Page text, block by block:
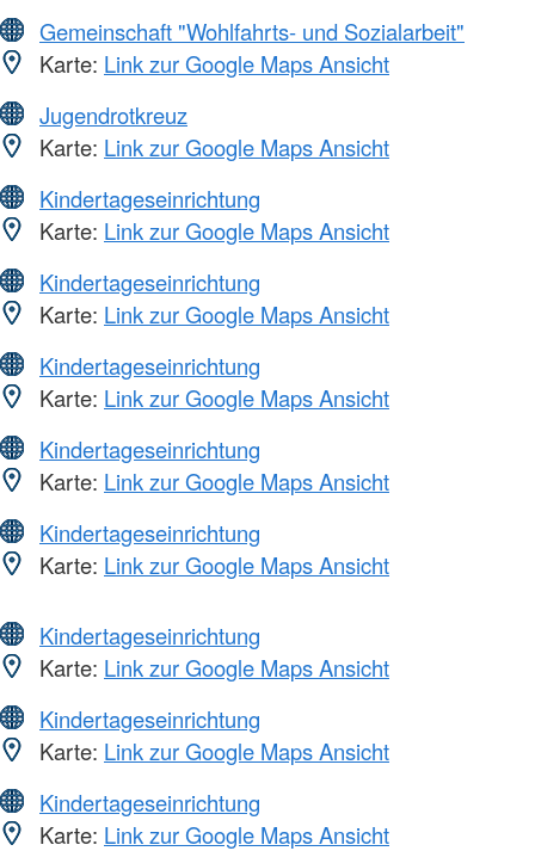
Gemeinschaft "Wohlfahrts- und Sozialarbeit"
Karte: Link zur Google Maps Ansicht
Jugendrotkreuz
Karte: Link zur Google Maps Ansicht
Kindertageseinrichtung
Karte: Link zur Google Maps Ansicht
Kindertageseinrichtung
Karte: Link zur Google Maps Ansicht
Kindertageseinrichtung
Karte: Link zur Google Maps Ansicht
Kindertageseinrichtung
Karte: Link zur Google Maps Ansicht
Kindertageseinrichtung
Karte: Link zur Google Maps Ansicht
Kindertageseinrichtung
Karte: Link zur Google Maps Ansicht
Kindertageseinrichtung
Karte: Link zur Google Maps Ansicht
Kindertageseinrichtung
Karte: Link zur Google Maps Ansicht